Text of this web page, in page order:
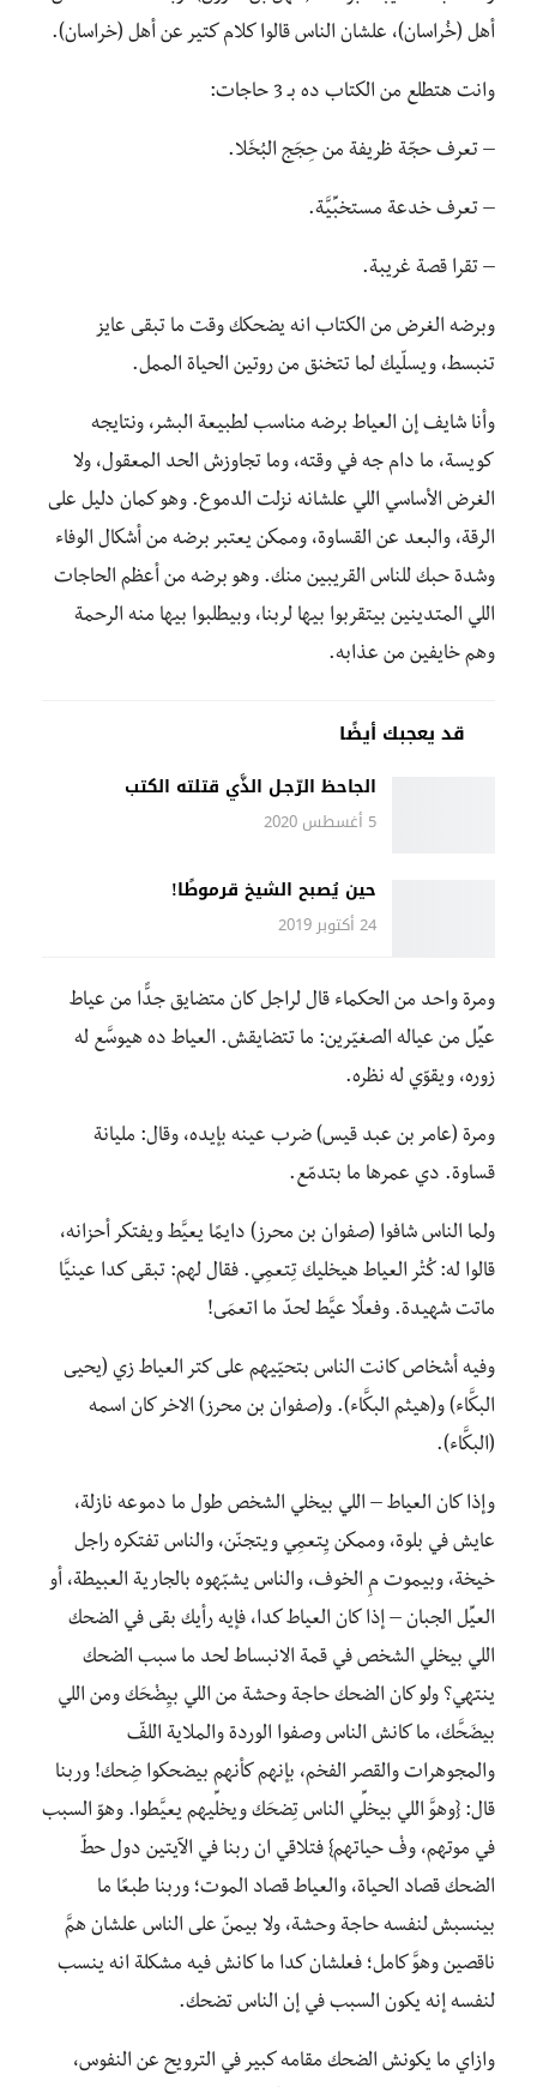
أهل (خُراسان)، علشان الناس قالوا كلام كتير عن أهل (خراسان).
وانت هتطلع من الكتاب ده بـ 3 حاجات:
– تعرف حجّة ظريفة من حِجَج البُخَلا.
– تعرف خدعة مستخبِّيَّة.
– تقرا قصة غريبة.
وبرضه الغرض من الكتاب انه يضحكك وقت ما تبقى عايز
تنبسط، ويسلّيك لما تتخنق من روتين الحياة الممل.
وأنا شايف إن العياط برضه مناسب لطبيعة البشر، ونتايجه
كويسة، ما دام جه في وقته، وما تجاوزش الحد المعقول، ولا
الغرض الأساسي اللي علشانه نزلت الدموع. وهو كمان دليل على
الرقة، والبعد عن القساوة، وممكن يعتبر برضه من أشكال الوفاء
وشدة حبك للناس القريبين منك. وهو برضه من أعظم الحاجات
اللي المتدينين بيتقربوا بيها لربنا، وبيطلبوا بيها منه الرحمة
وهم خايفين من عذابه.
قد يعجبك أيضًا
الجاحظ الرّجـل الذَّي قتلته الكتب
5 أغسطس 2020
حين يُصبح الشيخ قرموطًا!
24 أكتوبر 2019
ومرة واحد من الحكماء قال لراجل كان متضايق جدًّا من عياط
عيِّل من عياله الصغيّرين: ما تتضايقش. العياط ده هيوسَّع له
زوره، ويقوّي له نظره.
ومرة (عامر بن عبد قيس) ضرب عينه بإيده، وقال: مليانة
قساوة. دي عمرها ما بتدمّع.
ولما الناس شافوا (صفوان بن محرز) دايمًا يعيَّط ويفتكر أحزانه،
قالوا له: كُتْر العياط هيخليك تِتعمِي. فقال لهم: تبقى كدا عينيَّا
ماتت شهيدة. وفعلًا عيَّط لحدّ ما اتعمَى!
وفيه أشخاص كانت الناس بتحيّيهم على كتر العياط زي (يحيى
البكَّاء) و(هيثم البكَّاء). و(صفوان بن محرز) الاخر كان اسمه
(البكَّاء).
وإذا كان العياط – اللي بيخلي الشخص طول ما دموعه نازلة،
عايش في بلوة، وممكن يِتعمِي ويتجنّن، والناس تفتكره راجل
خيخة، وبيموت مِ الخوف، والناس يشبّهوه بالجارية العبيطة، أو
العيِّل الجبان – إذا كان العياط كدا، فإيه رأيك بقى في الضحك
اللي بيخلي الشخص في قمة الانبساط لحد ما سبب الضحك
ينتهي؟ ولو كان الضحك حاجة وحشة من اللي بيِضْحَك ومن اللي
بيضَحَّك، ما كانش الناس وصفوا الوردة والملاية اللفّ
والمجوهرات والقصر الفخم، بإنهم كأنهم بيضحكوا ضِحك! وربنا
قال: {وهوَّ اللي بيخلِّي الناس تِضحَك ويخلِّيهم يعيَّطوا. وهوّ السبب
في موتهم، وفْ حياتهم} فتلاقي ان ربنا في الآيتين دول حطّ
الضحك قصاد الحياة، والعياط قصاد الموت؛ وربنا طبعًا ما
بينسبش لنفسه حاجة وحشة، ولا بيمنّ على الناس علشان همَّ
ناقصين وهوَّ كامل؛ فعلشان كدا ما كانش فيه مشكلة انه ينسب
لنفسه إنه يكون السبب في إن الناس تضحك.
وازاي ما يكونش الضحك مقامه كبير في الترويح عن النفوس،